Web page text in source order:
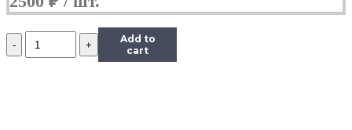
Количество
RC2-
Add to
cart